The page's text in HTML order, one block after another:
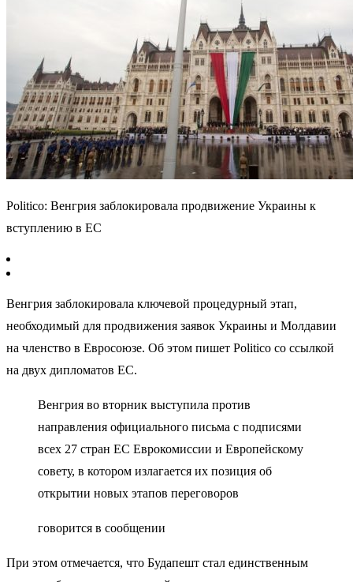
Politico: Венгрия заблокировала продвижение Украины к
вступлению в ЕС
Венгрия заблокировала ключевой процедурный этап,
необходимый для продвижения заявок Украины и Молдавии
на членство в Евросоюзе. Об этом пишет Politico со ссылкой
на двух дипломатов ЕС.
Венгрия во вторник выступила против
направления официального письма с подписями
всех 27 стран ЕС Еврокомиссии и Европейскому
совету, в котором излагается их позиция об
открытии новых этапов переговоров
говорится в сообщении
При этом отмечается, что Будапешт стал единственным